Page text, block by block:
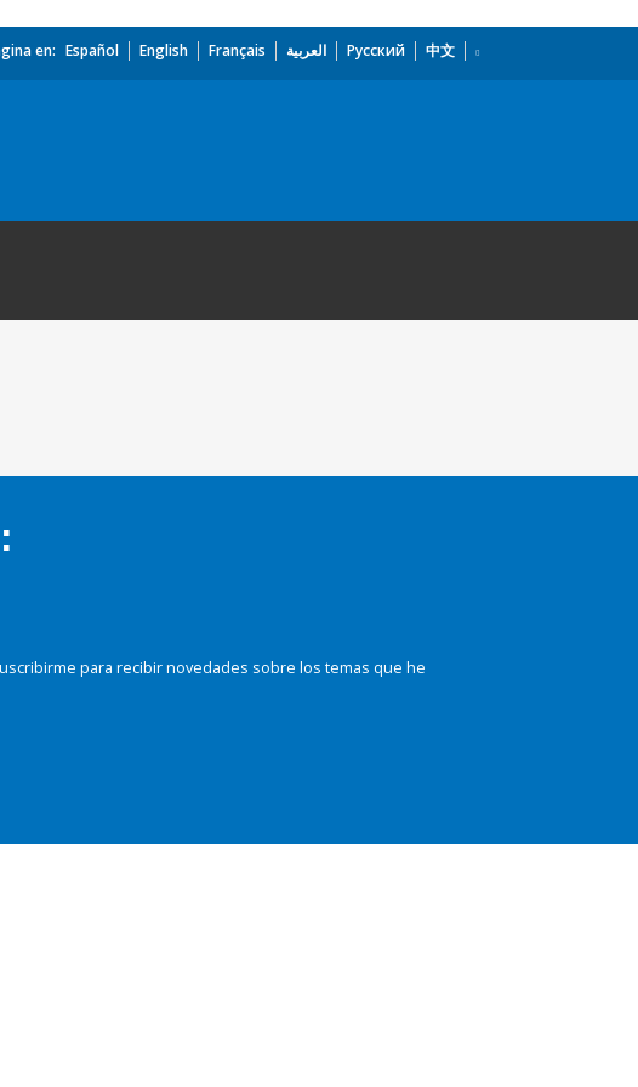
en: Español English Français العربية Русский 中文
para recibir novedades sobre los temas que he